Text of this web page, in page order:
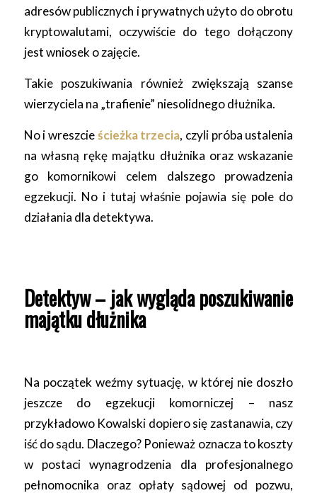
adresów publicznych i prywatnych użyto do obrotu
kryptowalutami, oczywiście do tego dołączony
jest wniosek o zajęcie.
Takie poszukiwania również zwiększają szanse
wierzyciela na „trafienie” niesolidnego dłużnika.
No i wreszcieścieżka trzecia, czyli próba ustalenia
na własną rękę majątku dłużnika oraz wskazanie
go komornikowi celem dalszego prowadzenia
egzekucji. No i tutaj właśnie pojawia się pole do
działania dla detektywa.
Detektyw – jak wygląda poszukiwanie
majątku dłużnika
Na początek weźmy sytuację, w której nie doszło
jeszcze do egzekucji komorniczej – nasz
przykładowo Kowalski dopiero się zastanawia, czy
iść do sądu. Dlaczego? Ponieważ oznacza to koszty
w postaci wynagrodzenia dla profesjonalnego
pełnomocnika oraz opłaty sądowej od pozwu,